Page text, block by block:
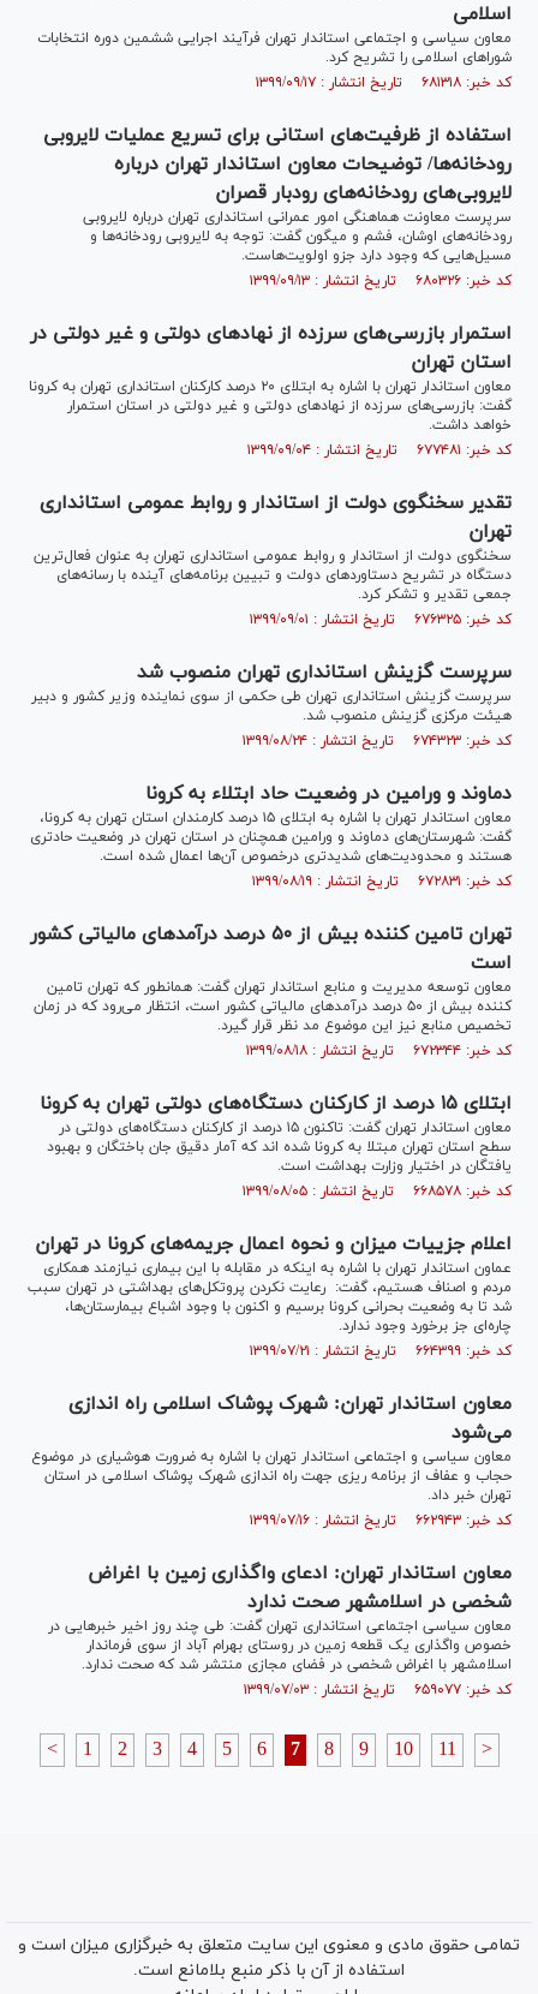
اسلامی
معاون سیاسی و اجتماعی استاندار تهران فرآیند اجرایی ششمین دوره انتخابات
شورا‌های اسلامی را تشریح کرد.
کد خبر: ۶۸۱۳۱۸ تاریخ انتشار : ۱۳۹۹/۰۹/۱۷
استفاده از ظرفیت‌های استانی برای تسریع عملیات لایروبی
رودخانه‌ها/ توضیحات معاون استاندار تهران درباره
لایروبی‌های رودخانه‌های رودبار قصران
سرپرست معاونت هماهنگی امور عمرانی استانداری تهران درباره لایروبی
رودخانه‌های اوشان، فشم و میگون گفت: توجه به لایروبی رودخانه‌ها و
مسیل‌هایی که وجود دارد جزو اولویت‌هاست.
کد خبر: ۶۸۰۳۲۶ تاریخ انتشار : ۱۳۹۹/۰۹/۱۳
استمرار بازرسی‌های سرزده از نهاد‌های دولتی و غیر دولتی در
استان تهران
معاون استاندار تهران با اشاره به ابتلای ۲۰ درصد کارکنان استانداری تهران به کرونا
گفت: بازرسی‌های سرزده از نهاد‌های دولتی و غیر دولتی در استان استمرار
خواهد داشت.
کد خبر: ۶۷۷۴۸۱ تاریخ انتشار : ۱۳۹۹/۰۹/۰۴
تقدیر سخنگوی دولت از استاندار و روابط عمومی استانداری
تهران
سخنگوی دولت از استاندار و روابط عمومی استانداری تهران به عنوان فعال‌ترین
دستگاه در تشریح دستاورد‌های دولت و تبیین برنامه‌های آینده با رسانه‌های
جمعی تقدیر و تشکر کرد.
کد خبر: ۶۷۶۳۲۵ تاریخ انتشار : ۱۳۹۹/۰۹/۰۱
سرپرست گزینش استانداری تهران منصوب شد
سرپرست گزینش استانداری تهران طی حکمی از سوی نماینده وزیر کشور و دبیر
هیئت مرکزی گزینش منصوب شد.
کد خبر: ۶۷۴۳۲۳ تاریخ انتشار : ۱۳۹۹/۰۸/۲۴
دماوند و ورامین در وضعیت حاد ابتلاء به کرونا
معاون استاندار تهران با اشاره به ابتلای ۱۵ درصد کارمندان استان تهران به کرونا،
گفت: شهرستان‌های دماوند و ورامین همچنان در استان تهران در وضعیت حادتری
هستند و محدودیت‌های شدیدتری درخصوص آن‌ها اعمال شده است.
کد خبر: ۶۷۲۸۳۱ تاریخ انتشار : ۱۳۹۹/۰۸/۱۹
تهران تامین کننده بیش از ۵۰ درصد درآمد‌های مالیاتی کشور
است
معاون توسعه مدیریت و منابع استاندار تهران گفت: همانطور که تهران تامین
کننده بیش از ۵۰ درصد درآمد‌های مالیاتی کشور است، انتظار می‌رود که در زمان
تخصیص منابع نیز این موضوع مد نظر قرار گیرد.
کد خبر: ۶۷۲۳۴۴ تاریخ انتشار : ۱۳۹۹/۰۸/۱۸
ابتلای ۱۵ درصد از کارکنان دستگاه‌های دولتی تهران به کرونا
معاون استاندار تهران گفت: تاکنون ۱۵ درصد از کارکنان دستگاه‌های دولتی در
سطح استان تهران مبتلا به کرونا شده اند که آمار دقیق جان باختگان و بهبود
یافتگان در اختیار وزارت بهداشت است.
کد خبر: ۶۶۸۵۷۸ تاریخ انتشار : ۱۳۹۹/۰۸/۰۵
اعلام جزییات میزان و نحوه اعمال جریمه‌های کرونا در تهران
عماون استاندار تهران با اشاره به اینکه در مقابله با این بیماری نیازمند همکاری
مردم و اصناف هستیم، گفت: رعایت نکردن پروتکل‌های بهداشتی در تهران سبب
شد تا به وضعیت بحرانی کرونا برسیم و اکنون با وجود اشباع بیمارستان‌ها،
چاره‌ای جز برخورد وجود ندارد.
کد خبر: ۶۶۴۳۹۹ تاریخ انتشار : ۱۳۹۹/۰۷/۲۱
معاون استاندار تهران: شهرک پوشاک اسلامی راه اندازی
می‌شود
معاون سیاسی و اجتماعی استاندار تهران با اشاره به ضرورت هوشیاری در موضوع
حجاب و عفاف از برنامه ریزی جهت راه اندازی شهرک پوشاک اسلامی در استان
تهران خبر داد.
کد خبر: ۶۶۲۹۴۳ تاریخ انتشار : ۱۳۹۹/۰۷/۱۶
معاون استاندار تهران: ادعای واگذاری زمین با اغراض
شخصی در اسلامشهر صحت ندارد
معاون سیاسی اجتماعی استانداری تهران گفت: طی چند روز اخیر خبر‌هایی در
خصوص واگذاری یک قطعه زمین در روستای بهرام آباد از سوی فرماندار
اسلامشهر با اغراض شخصی در فضای مجازی منتشر شد که صحت ندارد.
کد خبر: ۶۵۹۰۷۷ تاریخ انتشار : ۱۳۹۹/۰۷/۰۳
< 1 2 3 4 5 6 7 8 9 10 11 >
تمامی حقوق مادی و معنوی این سایت متعلق به خبرگزاری میزان است و
استفاده از آن با ذکر منبع بلامانع است.